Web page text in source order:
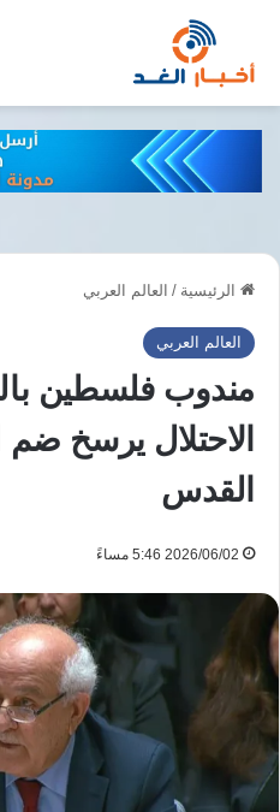
الرئيسية / العالم العربي
العالم العربي
مندوب فلسطين
الاحتلال يرسخ
القدس
2026/06/02 5:46 مساءً